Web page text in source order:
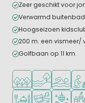
Zeer geschikt voor
Verwarmd
Hoogseizoen
200 m. een vismeer/
Golfbaan op 11 km.
Ligt in een bosrijke
Ligt bij het water
Restaurant of